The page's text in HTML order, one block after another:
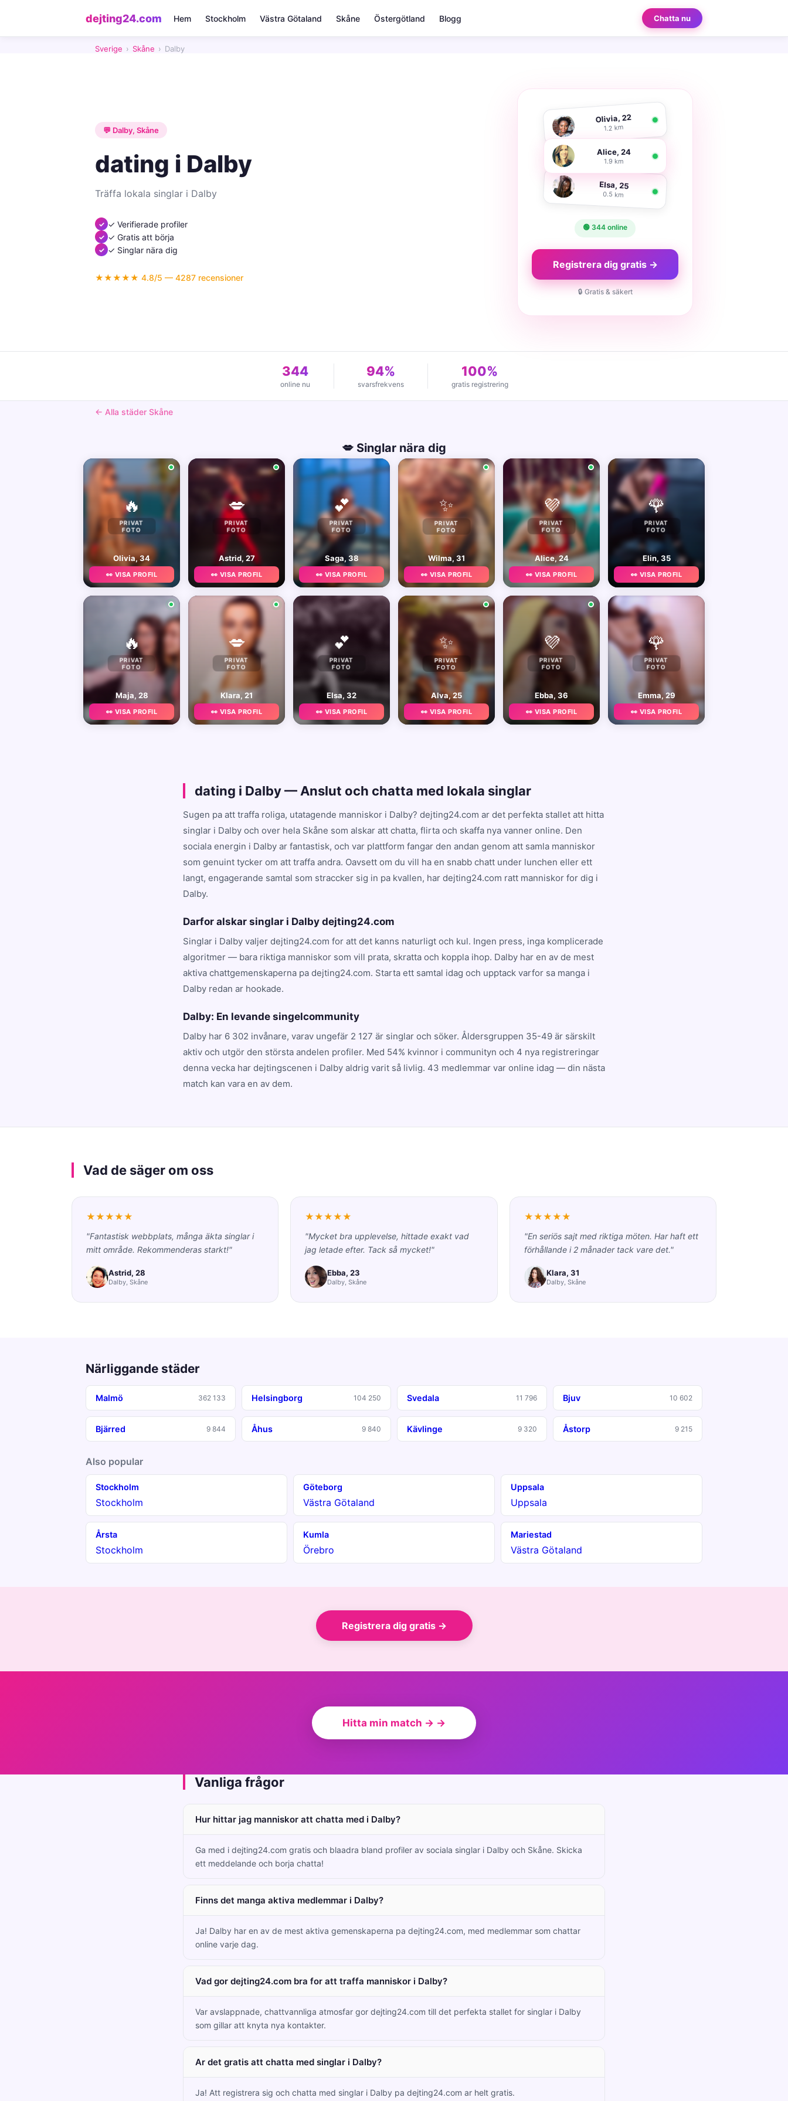
dejting24.com Hem Stockholm Västra Götaland Skåne Östergötland Blogg Chatta nu
Sverige › Skåne › Dalby
💬 Dalby, Skåne
dating i Dalby
Träffa lokala singlar i Dalby
✓ Verifierade profiler
✓ Gratis att börja
✓ Singlar nära dig
★★★★★ 4.8/5 — 4287 recensioner
Olivia, 22
1.2 km
Alice, 24
1.9 km
Elsa, 25
0.5 km
🟢 344 online
Registrera dig gratis →
🔒 Gratis & säkert
344
online nu
94%
svarsfrekvens
100%
gratis registrering
← Alla städer Skåne
💋 Singlar nära dig
🔥
PRIVAT
FOTO
Olivia, 34
👀 VISA PROFIL
💋
PRIVAT
FOTO
Astrid, 27
👀 VISA PROFIL
💕
PRIVAT
FOTO
Saga, 38
👀 VISA PROFIL
✨
PRIVAT
FOTO
Wilma, 31
👀 VISA PROFIL
💜
PRIVAT
FOTO
Alice, 24
👀 VISA PROFIL
🌹
PRIVAT
FOTO
Elin, 35
👀 VISA PROFIL
🔥
PRIVAT
FOTO
Maja, 28
👀 VISA PROFIL
💋
PRIVAT
FOTO
Klara, 21
👀 VISA PROFIL
💕
PRIVAT
FOTO
Elsa, 32
👀 VISA PROFIL
✨
PRIVAT
FOTO
Alva, 25
👀 VISA PROFIL
💜
PRIVAT
FOTO
Ebba, 36
👀 VISA PROFIL
🌹
PRIVAT
FOTO
Emma, 29
👀 VISA PROFIL
dating i Dalby — Anslut och chatta med lokala singlar
Sugen pa att traffa roliga, utatagende manniskor i Dalby? dejting24.com ar det perfekta stallet att hitta
singlar i Dalby och over hela Skåne som alskar att chatta, flirta och skaffa nya vanner online. Den
sociala energin i Dalby ar fantastisk, och var plattform fangar den andan genom att samla manniskor
som genuint tycker om att traffa andra. Oavsett om du vill ha en snabb chatt under lunchen eller ett
langt, engagerande samtal som straccker sig in pa kvallen, har dejting24.com ratt manniskor for dig i
Dalby.
Darfor alskar singlar i Dalby dejting24.com
Singlar i Dalby valjer dejting24.com for att det kanns naturligt och kul. Ingen press, inga komplicerade
algoritmer — bara riktiga manniskor som vill prata, skratta och koppla ihop. Dalby har en av de mest
aktiva chattgemenskaperna pa dejting24.com. Starta ett samtal idag och upptack varfor sa manga i
Dalby redan ar hookade.
Dalby: En levande singelcommunity
Dalby har 6 302 invånare, varav ungefär 2 127 är singlar och söker. Åldersgruppen 35-49 är särskilt
aktiv och utgör den största andelen profiler. Med 54% kvinnor i communityn och 4 nya registreringar
denna vecka har dejtingscenen i Dalby aldrig varit så livlig. 43 medlemmar var online idag — din nästa
match kan vara en av dem.
Vad de säger om oss
★★★★★
"Fantastisk webbplats, många äkta singlar i
mitt område. Rekommenderas starkt!"
Astrid, 28
Dalby, Skåne
★★★★★
"Mycket bra upplevelse, hittade exakt vad
jag letade efter. Tack så mycket!"
Ebba, 23
Dalby, Skåne
★★★★★
"En seriös sajt med riktiga möten. Har haft ett
förhållande i 2 månader tack vare det."
Klara, 31
Dalby, Skåne
Närliggande städer
Malmö 362 133 Helsingborg 104 250 Svedala 11 796 Bjuv 10 602
Bjärred 9 844 Åhus 9 840 Kävlinge 9 320 Åstorp 9 215
Also popular
Stockholm
Stockholm
Göteborg
Västra Götaland
Uppsala
Uppsala
Årsta
Stockholm
Kumla
Örebro
Mariestad
Västra Götaland
Registrera dig gratis →
Hitta min match → →
Vanliga frågor
Hur hittar jag manniskor att chatta med i Dalby?
Ga med i dejting24.com gratis och blaadra bland profiler av sociala singlar i Dalby och Skåne. Skicka
ett meddelande och borja chatta!
Finns det manga aktiva medlemmar i Dalby?
Ja! Dalby har en av de mest aktiva gemenskaperna pa dejting24.com, med medlemmar som chattar
online varje dag.
Vad gor dejting24.com bra for att traffa manniskor i Dalby?
Var avslappnade, chattvannliga atmosfar gor dejting24.com till det perfekta stallet for singlar i Dalby
som gillar att knyta nya kontakter.
Ar det gratis att chatta med singlar i Dalby?
Ja! Att registrera sig och chatta med singlar i Dalby pa dejting24.com ar helt gratis.